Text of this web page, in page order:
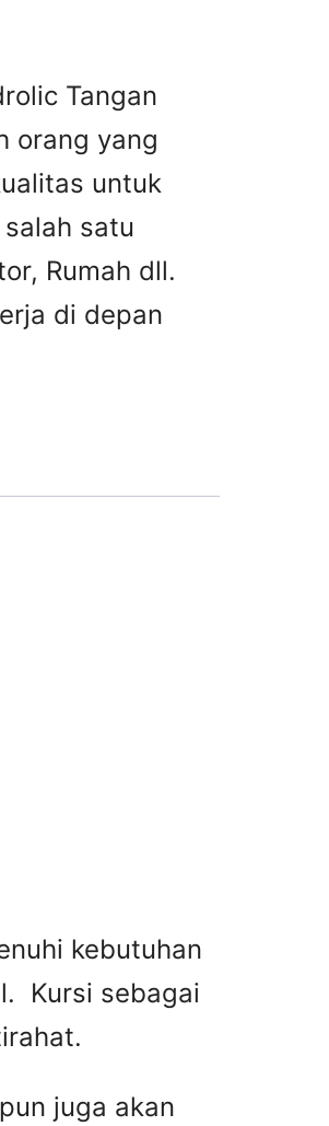
Tangan
orang yang
untuk
satu
Rumah dll.
di depan
kebutuhan
Kursi sebagai
juga akan